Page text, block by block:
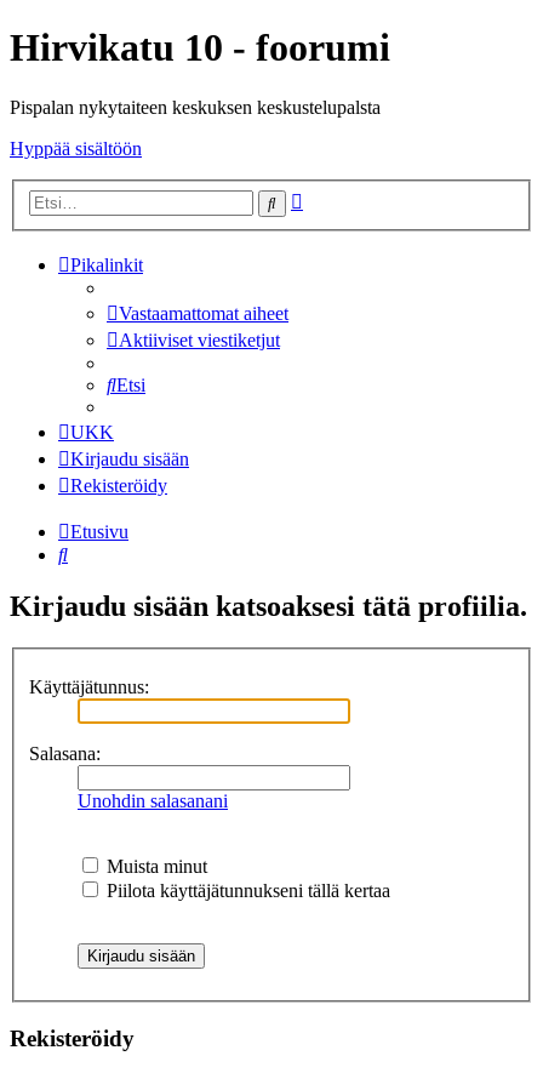
Hirvikatu 10 - foorumi
Pispalan nykytaiteen keskuksen keskustelupalsta
Hyppää sisältöön
Etsi
Pikalinkit
Vastaamattomat aiheet
Aktiiviset viestiketjut
Etsi
UKK
Kirjaudu sisään
Rekisteröidy
Etusivu
Etsi
Kirjaudu sisään katsoaksesi tätä profiilia.
Käyttäjätunnus:
Salasana:
Unohdin salasanani
Muista minut
Piilota käyttäjätunnukseni tällä kertaa
Rekisteröidy